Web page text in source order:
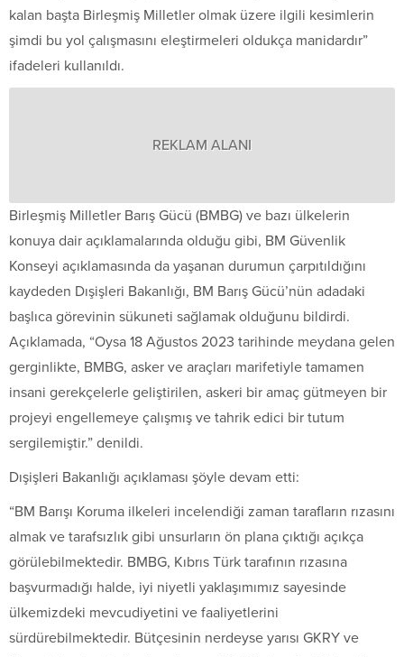
kalan başta Birleşmiş Milletler olmak üzere ilgili kesimlerin
şimdi bu yol çalışmasını eleştirmeleri oldukça manidardır”
ifadeleri kullanıldı.
REKLAM ALANI
Birleşmiş Milletler Barış Gücü (BMBG) ve bazı ülkelerin
konuya dair açıklamalarında olduğu gibi, BM Güvenlik
Konseyi açıklamasında da yaşanan durumun çarpıtıldığını
kaydeden Dışişleri Bakanlığı, BM Barış Gücü’nün adadaki
başlıca görevinin sükuneti sağlamak olduğunu bildirdi.
Açıklamada, “Oysa 18 Ağustos 2023 tarihinde meydana gelen
gerginlikte, BMBG, asker ve araçları marifetiyle tamamen
insani gerekçelerle geliştirilen, askeri bir amaç gütmeyen bir
projeyi engellemeye çalışmış ve tahrik edici bir tutum
sergilemiştir.” denildi.
Dışişleri Bakanlığı açıklaması şöyle devam etti:
“BM Barışı Koruma ilkeleri incelendiği zaman tarafların rızasını
almak ve tarafsızlık gibi unsurların ön plana çıktığı açıkça
görülebilmektedir. BMBG, Kıbrıs Türk tarafının rızasına
başvurmadığı halde, iyi niyetli yaklaşımımız sayesinde
ülkemizdeki mevcudiyetini ve faaliyetlerini
sürdürebilmektedir. Bütçesinin nerdeyse yarısı GKRY ve